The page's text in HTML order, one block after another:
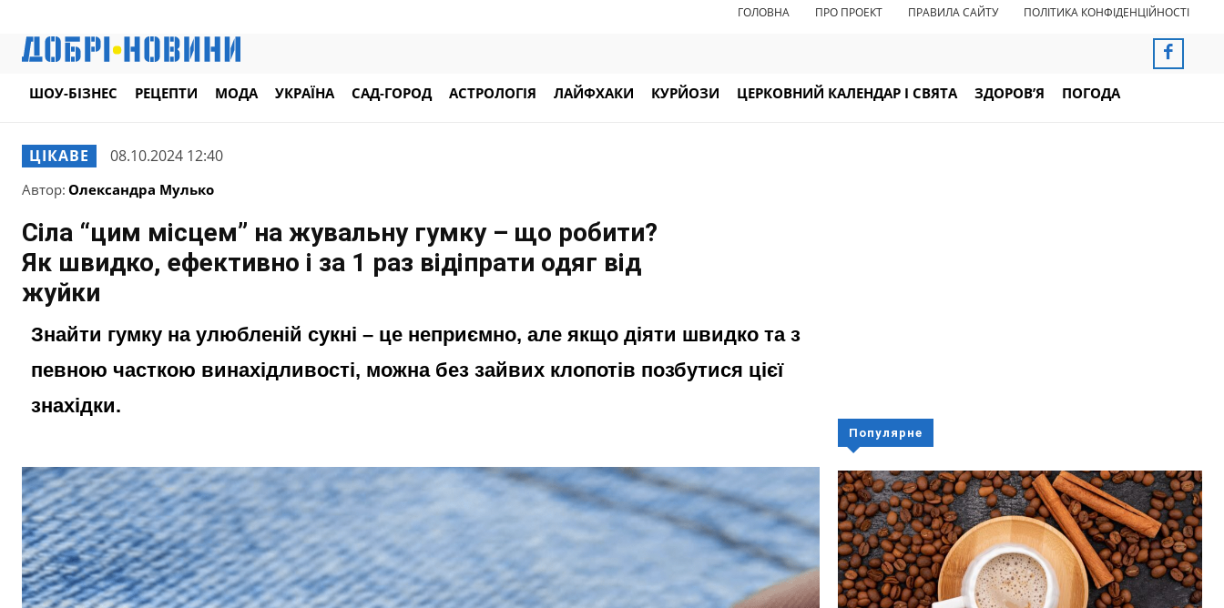
ГОЛОВНА ПРО ПРОЕКТ ПРАВИЛА САЙТУ ПОЛІТИКА КОНФІДЕНЦІЙНОСТІ
ШОУ-БІЗНЕС РЕЦЕПТИ МОДА УКРАЇНА САД-ГОРОД АСТРОЛОГІЯ ЛАЙФХАКИ КУРЙОЗИ ЦЕРКОВНИЙ КАЛЕНДАР І СВЯТА ЗДОРОВ’Я ПОГОДА
ЦІКАВЕ 08.10.2024 12:40
Автор: Олександра Мулько
Сіла “цим місцем” на жувальну гумку – що робити?
Як швидко, ефективно і за 1 раз відіпрати одяг від
жуйки
Знайти гумку на улюбленій сукні – це неприємно, але якщо діяти швидко та з
певною часткою винахідливості, можна без зайвих клопотів позбутися цієї
знахідки.
Популярне